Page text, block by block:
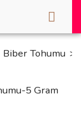
Biber Tohumu